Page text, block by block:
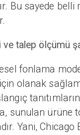
Bu sayede
ve talep ölçümü
fonlama
olanak
sunulan ürüne
Yani,